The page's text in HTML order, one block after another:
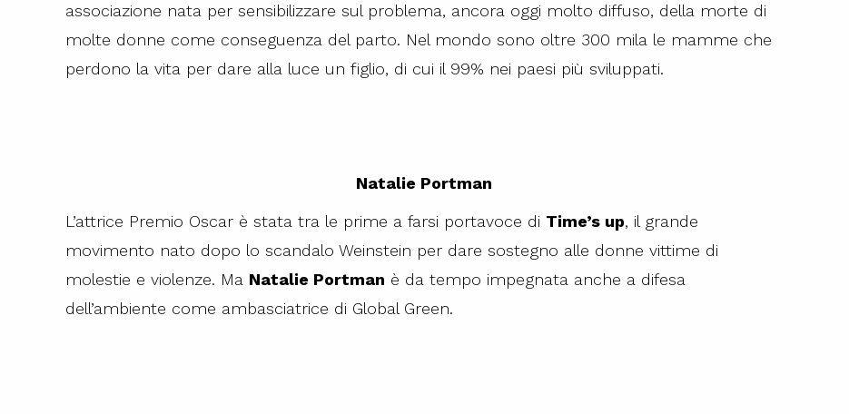
associazione nata per sensibilizzare sul problema, ancora oggi molto diffuso, della morte di
molte donne come conseguenza del parto. Nel mondo sono oltre 300 mila le mamme che
perdono la vita per dare alla luce un figlio, di cui il 99% nei paesi più sviluppati.
Natalie Portman
L’attrice Premio Oscar è stata tra le prime a farsi portavoce di Time’s up, il grande
movimento nato dopo lo scandalo Weinstein per dare sostegno alle donne vittime di
molestie e violenze. Ma Natalie Portman è da tempo impegnata anche a difesa
dell’ambiente come ambasciatrice di Global Green.